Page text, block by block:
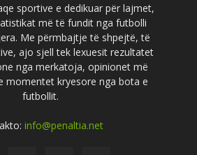
sportive e dedikuar për lajmet,
më të fundit nga futbolli
Me përmbajtje të shpejtë, të
ajo sjell tek lexuesit rezultatet
nga merkatoja, opinionet më
momentet kryesore nga bota e
futbollit.
info@penaltia.net